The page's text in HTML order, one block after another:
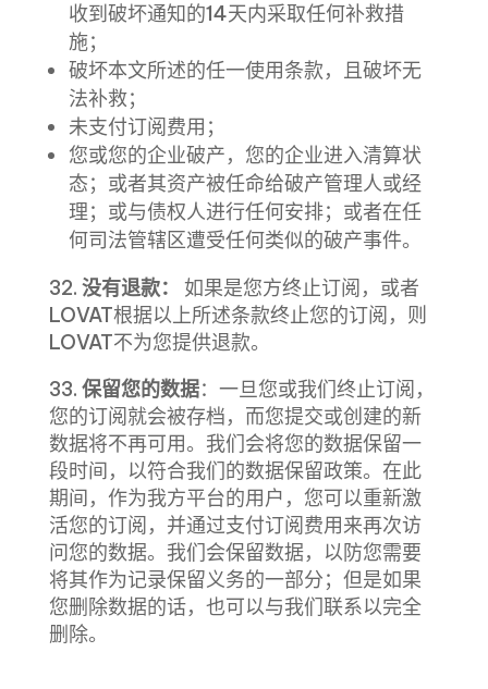
收到破坏通知的14天内采取任何补救措
施；
破坏本文所述的任一使用条款，且破坏无
法补救；
未支付订阅费用；
您或您的企业破产，您的企业进入清算状
态；或者其资产被任命给破产管理人或经
理；或与债权人进行任何安排；或者在任
何司法管辖区遭受任何类似的破产事件。
32. 没有退款： 如果是您方终止订阅，或者
LOVAT根据以上所述条款终止您的订阅，则
LOVAT不为您提供退款。
33. 保留您的数据：一旦您或我们终止订阅，
您的订阅就会被存档，而您提交或创建的新
数据将不再可用。我们会将您的数据保留一
段时间，以符合我们的数据保留政策。在此
期间，作为我方平台的用户，您可以重新激
活您的订阅，并通过支付订阅费用来再次访
问您的数据。我们会保留数据，以防您需要
将其作为记录保留义务的一部分；但是如果
您删除数据的话，也可以与我们联系以完全
删除。